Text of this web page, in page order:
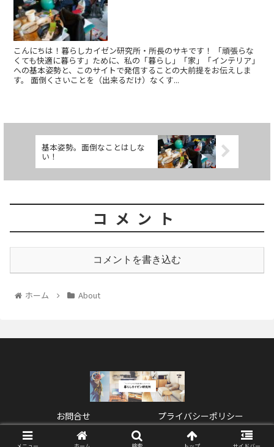
こんにちは！暮らしカイゼン研究所・所長のサキです！ 「頑張らな
くても快適に暮らす」ために、私の「暮らし」「家」「インテリア」
への基本姿勢と、このサイトで発信することの大前提をお伝えしま
す。 面倒くさいことを（出来るだけ）なくす...
基本姿勢。面倒なことはしな
い！
コメント
コメントを書き込む
ホーム About
お問合せ
プライバシーポリシー
© 2021 暮らしカイゼン研究所.